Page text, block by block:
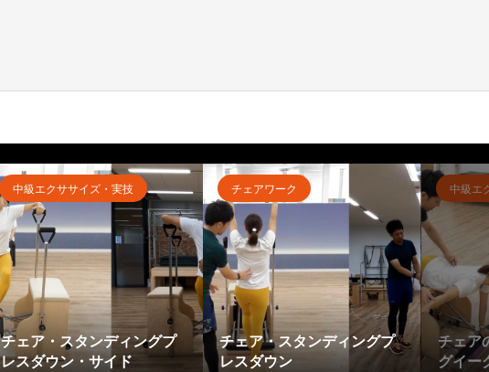
中級エクササイズ・実技
チェア・スタンディングプ
レスダウン・サイド
チェアワーク
チェア・スタンディングプ
レスダウン
中級エ
チェア
グイー